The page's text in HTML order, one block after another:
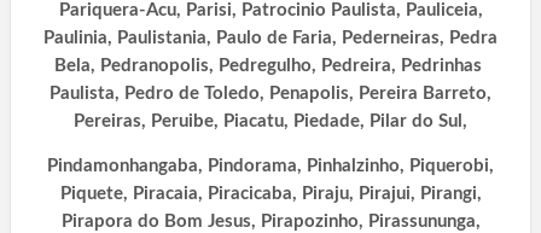
Pariquera-Acu, Parisi, Patrocinio Paulista, Pauliceia,
Paulinia, Paulistania, Paulo de Faria, Pederneiras, Pedra
Bela, Pedranopolis, Pedregulho, Pedreira, Pedrinhas
Paulista, Pedro de Toledo, Penapolis, Pereira Barreto,
Pereiras, Peruibe, Piacatu, Piedade, Pilar do Sul,
Pindamonhangaba, Pindorama, Pinhalzinho, Piquerobi,
Piquete, Piracaia, Piracicaba, Piraju, Pirajui, Pirangi,
Pirapora do Bom Jesus, Pirapozinho, Pirassununga,